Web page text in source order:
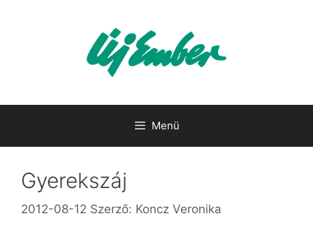
Menü
Gyerekszáj
2012-08-12 Szerző: Koncz Veronika